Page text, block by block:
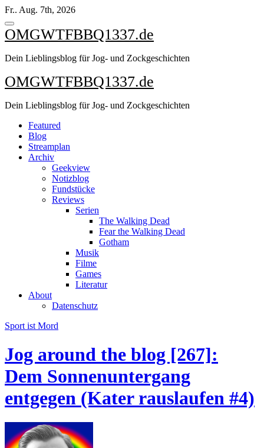
Zum
Inhalt
springen
Fr.. Aug. 7th, 2026
OMGWTFBBQ1337.de
Dein Lieblingsblog für Jog- und Zockgeschichten
OMGWTFBBQ1337.de
Dein Lieblingsblog für Jog- und Zockgeschichten
Featured
Blog
Streamplan
Archiv
Geekview
Notizblog
Fundstücke
Reviews
Serien
The Walking Dead
Fear the Walking Dead
Gotham
Musik
Filme
Games
Literatur
About
Datenschutz
Sport ist Mord
Jog around the blog [267]:
Dem Sonnenuntergang
entgegen (Kater rauslaufen #4)